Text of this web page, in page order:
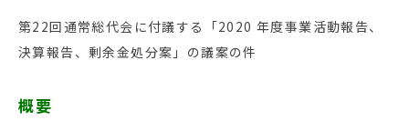
第22回通常総代会に付議する「2020 年度事業活動報告、
決算報告、剰余金処分案」の議案の件
概要